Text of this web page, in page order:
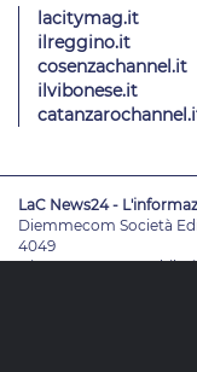
lacitymag.it
ilreggino.it
cosenzachannel.it
ilvibonese.it
LaC News24 -
Diemmecom Società
4049
Direttore Responsabile